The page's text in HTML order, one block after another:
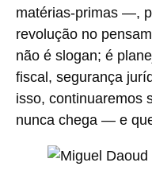
matérias-primas —,
revolução no
não é slogan; é
fiscal, segurança
isso, continuaremos
nunca chega — e